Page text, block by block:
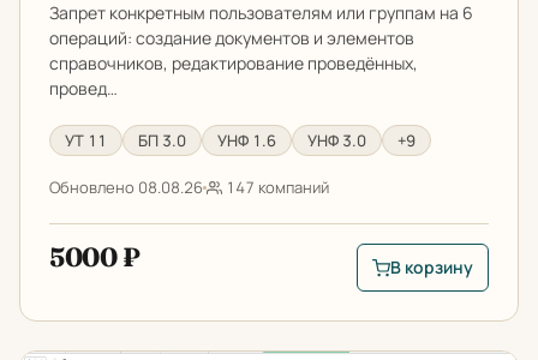
Запрет конкретным пользователям или группам на 6
операций: создание документов и элементов
справочников, редактирование проведённых,
провед…
УТ 11 БП 3.0 УНФ 1.6 УНФ 3.0 +9
Обновлено 08.08.26 147 компаний
5000 ₽
В корзину: Запрет
В корзину